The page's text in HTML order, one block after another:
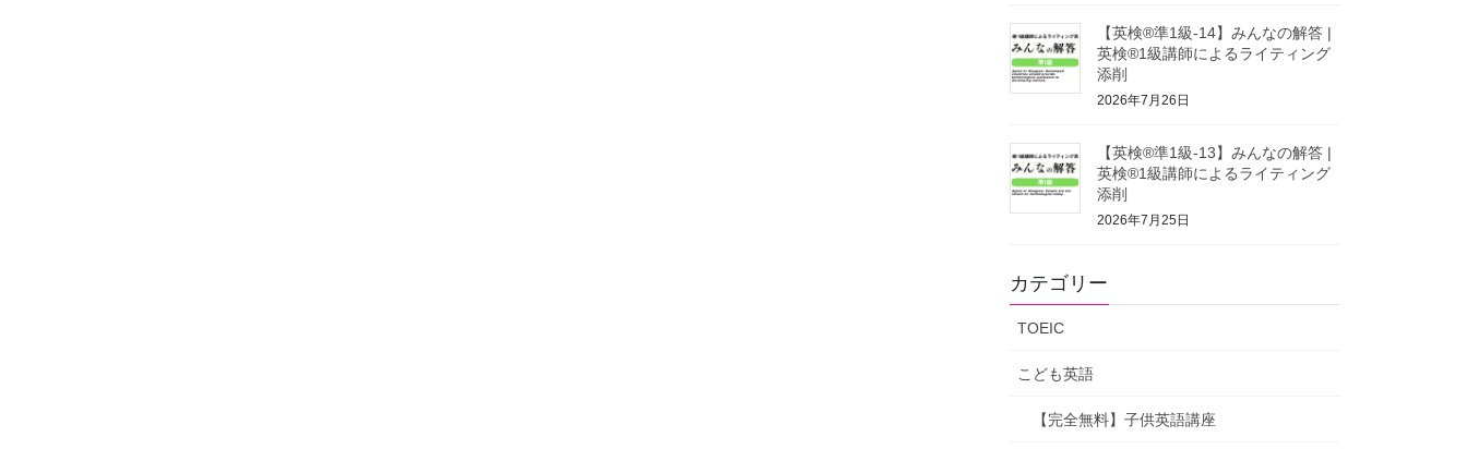
【英検®準1級-14】みんなの解答 |
英検®1級講師によるライティング
添削
2026年7月26日
【英検®準1級-13】みんなの解答 |
英検®1級講師によるライティング
添削
2026年7月25日
カテゴリー
TOEIC
こども英語
【完全無料】子供英語講座